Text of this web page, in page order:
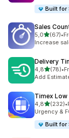
Built for
Sales
5,0de 5(67)
67 total de•
Increase
Delivery
4,8de 5(78)
78 total de•
Add
Timex
4,8de 5(232)
232 total de•
Urgency &
Built for